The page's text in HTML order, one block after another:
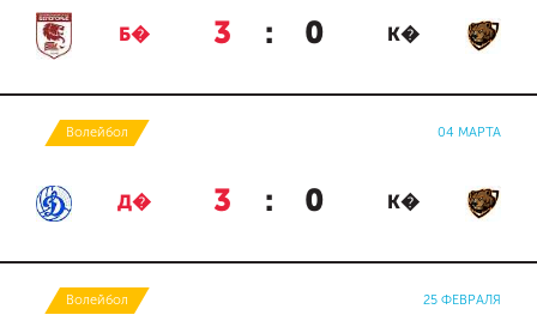
Б� 3 : 0 К�
Волейбол 04 МАРТА
Д� 3 : 0 К�
Волейбол 25 ФЕВРАЛЯ